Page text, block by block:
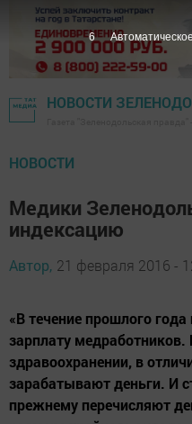
НОВОСТИ
НОВОСТИ
Медики
индексацию
Автор, 21 февраля 2016 -
«В течение прошлого
зарплату
здравоохранении, в
зарабатывают деньги. И
прежнему перечисляют
5